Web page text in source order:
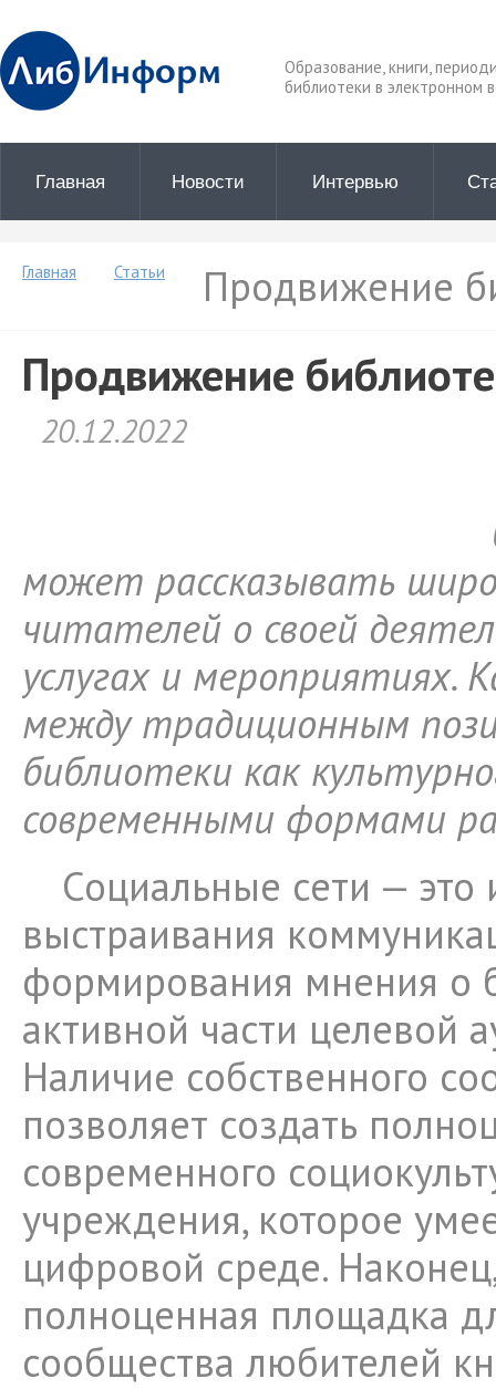
Образование, книги,
библиотеки в электронном
Главная Новости Интервью
Главная Статьи Продвижение
Продвижение
20.12.2022
может рассказывать
читателей о своей
услугах и мероприятиях.
между традиционным
библиотеки как
современными формами
Социальные сети — это
выстраивания
формирования мнения о
активной части целевой
Наличие собственного
позволяет создать
современного
учреждения, которое
цифровой среде.
полноценная площадка
сообщества любителей